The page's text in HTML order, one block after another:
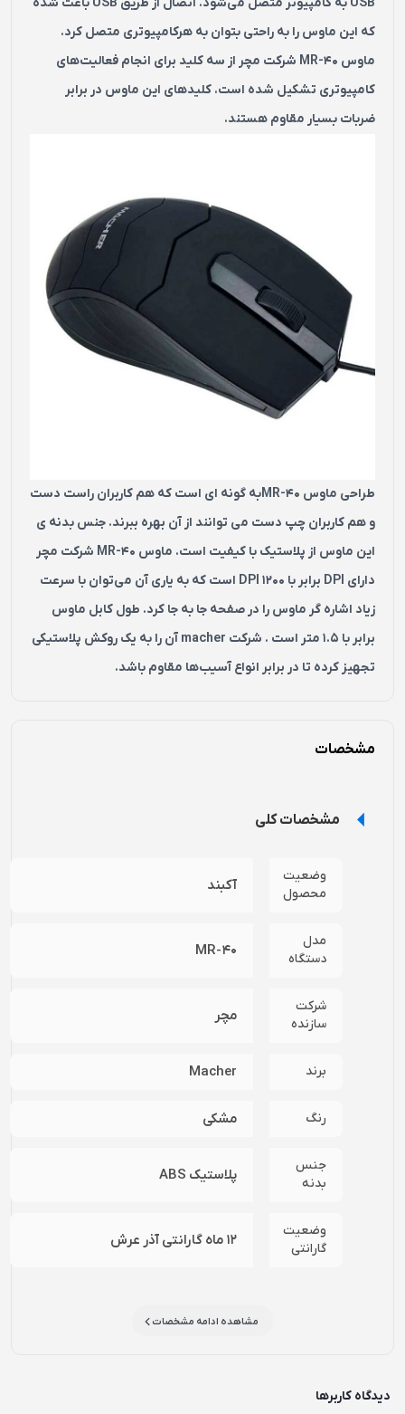
که این ماوس را به راحتی بتوان به هرکامپیوتری متصل کرد.
ماوس MR-40 شرکت مچر از سه کلید برای انجام فعالیت‌های
کامپیوتری تشکیل شده است. کلیدهای این ماوس در برابر
ضربات بسیار مقاوم هستند.
طراحی ماوس MR-40به گونه‌ ای است که هم کاربران راست دست
و هم کاربران چپ دست می‌ توانند از آن بهره ببرند. جنس بدنه‌ ی
این ماوس از پلاستیک با کیفیت است. ماوس MR-40 شرکت مچر
دارای DPI برابر با 1200 DPI است که به یاری آن می‌توان با سرعت
زیاد اشاره‌ گر ماوس را در صفحه جا به‌ جا کرد. طول کابل ماوس
برابر با 1.5 متر است . شرکت macher آن را به یک روکش پلاستیکی
تجهیز کرده تا در برابر انواع آسیب‌ها مقاوم باشد.
مشخصات
مشخصات کلی
وضعیت
محصول
آکبند
مدل
دستگاه
MR-40
شرکت
سازنده
مچر
برند Macher
رنگ مشکی
جنس
بدنه
پلاستیک ABS
وضعیت
گارانتی
12 ماه گارانتی آذر عرش
مشاهده ادامه مشخصات
دیدگاه کاربرها